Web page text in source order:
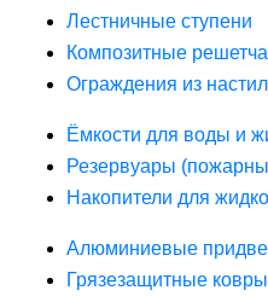
Лестничные ступени
Композитные
Ограждения из
Ёмкости для воды и
Резервуары
Накопители для
Алюминиевые
Грязезащитные ковры